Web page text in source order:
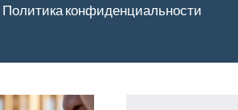
Политика конфиденциальности